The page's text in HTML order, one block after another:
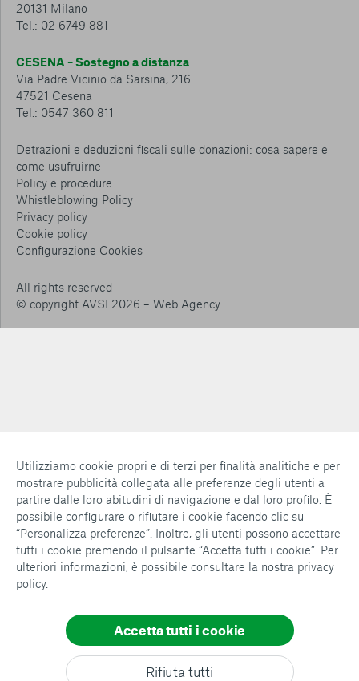
Utilizziamo cookie propri e di terzi per finalità analitiche e per
mostrare pubblicità collegata alle preferenze degli utenti a
partire dalle loro abitudini di navigazione e dal loro profilo. È
possibile configurare o rifiutare i cookie facendo clic su
“Personalizza preferenze”. Inoltre, gli utenti possono accettare
tutti i cookie premendo il pulsante “Accetta tutti i cookie”. Per
ulteriori informazioni, è possibile consultare la nostra privacy
policy.
Rifiuta tutti
Accetta tutti i cookie
20131 Milano
Tel.: 02 6749 881
CESENA – Sostegno a distanza
Via Padre Vicinio da Sarsina, 216
47521 Cesena
Tel.: 0547 360 811
Detrazioni e deduzioni fiscali sulle donazioni: cosa sapere e
come usufruirne
Policy e procedure
Whistleblowing Policy
Privacy policy
Cookie policy
Configurazione Cookies
All rights reserved
© copyright AVSI 2026 – Web Agency